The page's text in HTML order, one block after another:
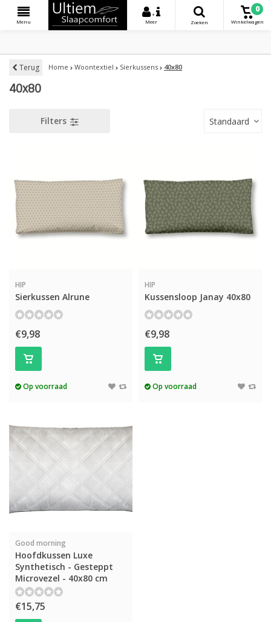
Menu
+
Meer
Zoeken
0
Winkelwagen
Terug Home Woontextiel Sierkussens 40x80
40x80
Filters Standaard
HIP
Sierkussen Alrune
€9,98
Op voorraad
HIP
Kussensloop Janay 40x80
€9,98
Op voorraad
Good morning
Hoofdkussen Luxe
Synthetisch - Gesteppt
Microvezel - 40x80 cm
€15,75